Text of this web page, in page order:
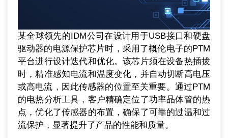
某全球领先的IDM公司在设计用于USB接口和硬盘
驱动器的电源保护芯片时，采用了概伦电子的PTM
平台进行设计迭代和优化。该芯片须在设备热插拔
时，精准感知电流和温度变化，并自动切断高电压
或高电流，因此传感器的位置至关重要。通过PTM
的电热分析工具，客户精确定位了功率晶体管的热
点，优化了传感器的布置，确保了可靠的过温和过
流保护，显著提升了产品的性能和质量。